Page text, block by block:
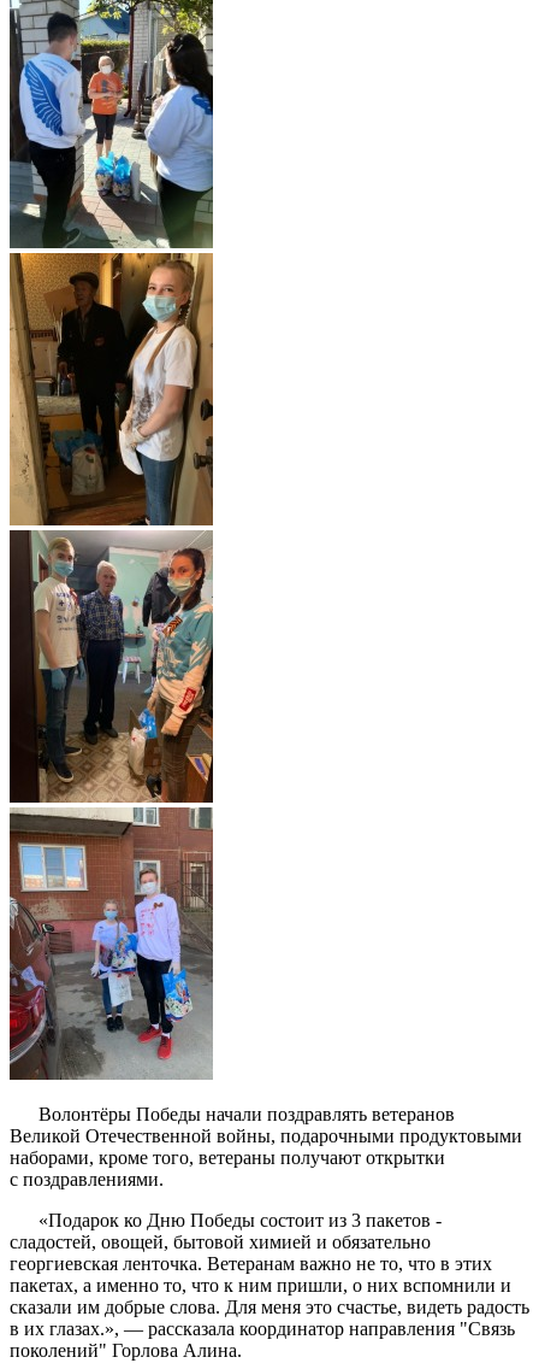
Волонтёры Победы начали поздравлять ветеранов
Великой Отечественной войны, подарочными продуктовыми
наборами, кроме того, ветераны получают открытки
с поздравлениями.
«Подарок ко Дню Победы состоит из 3 пакетов -
сладостей, овощей, бытовой химией и обязательно
георгиевская ленточка. Ветеранам важно не то, что в этих
пакетах, а именно то, что к ним пришли, о них вспомнили и
сказали им добрые слова. Для меня это счастье, видеть радость
в их глазах.», — рассказала координатор направления "Связь
поколений" Горлова Алина.